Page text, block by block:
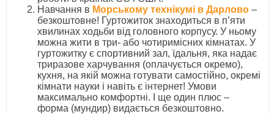
Навчання в Морському технікумі в Дарлово –
безкоштовне! Гуртожиток знаходиться в п’яти
хвилинах ходьби від головного корпусу. У ньому
можна жити в три- або чотиримісних кімнатах. У
гуртожитку є спортивний зал, їдальня, яка надає
триразове харчування (оплачується окремо),
кухня, на якій можна готувати самостійно, окремі
кімнати науки і навіть є інтернет! Умови
максимально комфортні. І ще один плюс –
форма (мундир) видається безкоштовно.